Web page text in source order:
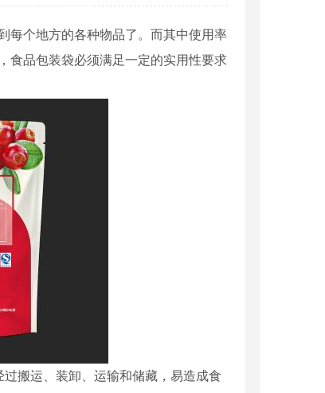
每个地方的各种物品了。而其中使用率
食品包装袋必须满足一定的实用性要求
搬运、装卸、运输和储藏，易造成食